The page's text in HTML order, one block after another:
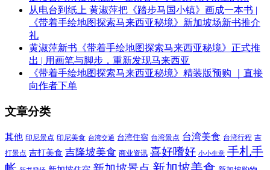
从电台到纸上 黄淑萍把《踏步马国小镇》画成一本书 |
《带着手绘地图探索马来西亚秘境》新加坡场新书推介
礼
黄淑萍新书《带着手绘地图探索马来西亚秘境》正式推
出 | 用画笔与脚步，重新发现马来西亚
《带着手绘地图探索马来西亚秘境》精装版预购 ｜直接
向作者下单
文章分类
其他 印尼景点 印尼美食 台湾交通 台湾住宿 台湾景点 台湾美食 台湾行程 吉
打景点 吉打美食 吉隆坡美食 商业资讯 喜好嗜好 小小生意 手札手